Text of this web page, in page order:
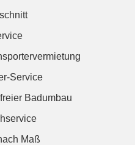
Service
Badumbau
Maß